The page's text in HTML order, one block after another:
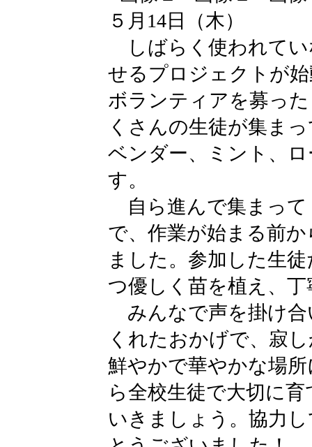
５月14日（木）
しばらく使われてい
せるプロジェクトが
ボランティアを募っ
くさんの生徒が集ま
ベンダー、ミント、
す。
自ら進んで集まって
で、作業が始まる前
ました。参加した生
つ優しく苗を植え、
みんなで声を掛け合
くれたおかげで、寂
鮮やかで華やかな場
ら全校生徒で大切に
いきましょう。協力